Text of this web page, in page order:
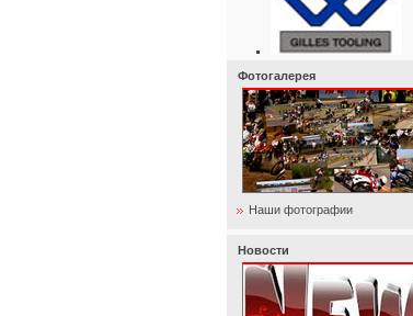
Фотогалерея
Наши фотографии
Новости